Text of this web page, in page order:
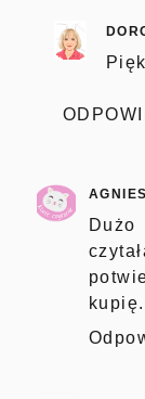
kupię.